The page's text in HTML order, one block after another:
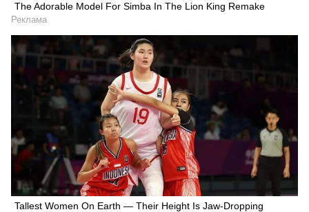
The Adorable Model For Simba In The Lion King Remake
Реклама
Tallest Women On Earth — Their Height Is Jaw-Dropping